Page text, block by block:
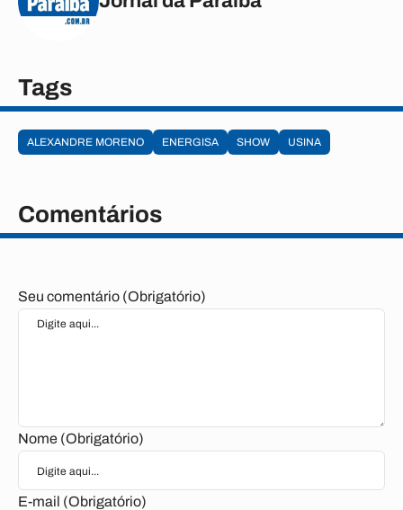
Tags
ALEXANDRE MORENO ENERGISA SHOW USINA
Comentários
Seu comentário (Obrigatório)
Nome (Obrigatório)
E-mail (Obrigatório)